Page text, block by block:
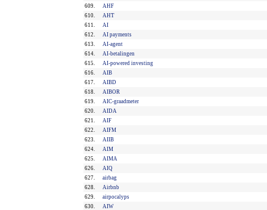
609.
AHF
610.
AHT
611.
AI
612.
AI payments
613.
AI-agent
614.
AI-betalingen
615.
AI-powered investing
616.
AIB
617.
AIBD
618.
AIBOR
619.
AIC-graadmeter
620.
AIDA
621.
AIF
622.
AIFM
623.
AIIB
624.
AIM
625.
AIMA
626.
AIQ
627.
airbag
628.
Airbnb
629.
airpocalyps
630.
AIW